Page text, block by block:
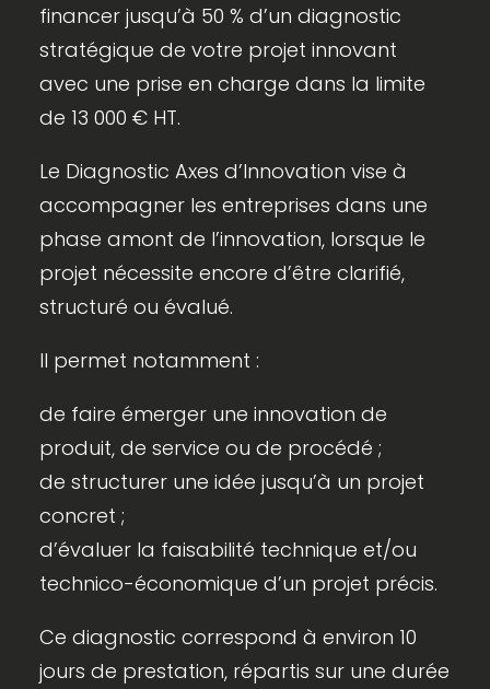
financer jusqu’à 50 % d’un diagnostic
stratégique de votre projet innovant
avec une prise en charge dans la limite
de 13 000 € HT.
Le Diagnostic Axes d’Innovation vise à
accompagner les entreprises dans une
phase amont de l’innovation, lorsque le
projet nécessite encore d’être clarifié,
structuré ou évalué.
Il permet notamment :
de faire émerger une innovation de
produit, de service ou de procédé ;
de structurer une idée jusqu’à un projet
concret ;
d’évaluer la faisabilité technique et/ou
technico-économique d’un projet précis.
Ce diagnostic correspond à environ 10
jours de prestation, répartis sur une durée